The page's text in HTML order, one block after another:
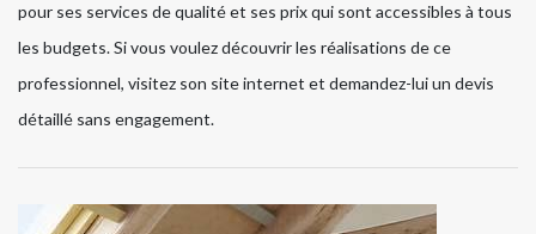
pour ses services de qualité et ses prix qui sont accessibles à tous
les budgets. Si vous voulez découvrir les réalisations de ce
professionnel, visitez son site internet et demandez-lui un devis
détaillé sans engagement.